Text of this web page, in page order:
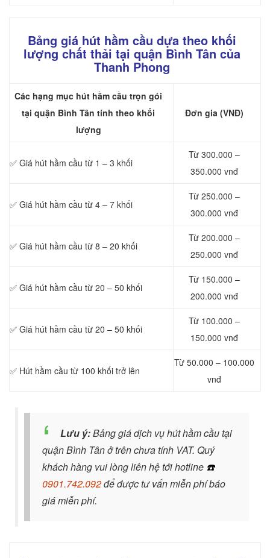
Bảng giá hút hầm cầu dựa theo khối
lượng chất thải tại quận Bình Tân của
Thanh Phong
Các hạng mục hút hầm cầu trọn gói
tại quận Bình Tân tính theo khối
lượng
Đơn gia (VNĐ)
✅ Giá hút hầm cầu từ 1 – 3 khối
Từ 300.000 –
350.000 vnđ
✅ Giá hút hầm cầu từ 4 – 7 khối
Từ 250.000 –
300.000 vnđ
✅ Giá hút hầm cầu từ 8 – 20 khối
Từ 200.000 –
250.000 vnđ
✅ Giá hút hầm cầu từ 20 – 50 khối
Từ 150.000 –
200.000 vnđ
✅ Giá hút hầm cầu từ 20 – 50 khối
Từ 100.000 –
150.000 vnđ
✅ Hút hầm cầu từ 100 khối trở lên
Từ 50.000 – 100.000
vnđ
Lưu ý:Bảng giá dịch vụ hút hầm cầu tại
quận Bình Tân ở trên chưa tính VAT. Quý
khách hàng vui lòng liên hệ tới hotline ☎️
0901.742.092để được tư vấn miễn phí báo
giá miễn phí.